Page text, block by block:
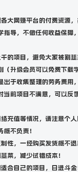
大网赚平台的付费资源，
指导，不做任何收益保障
的项目，避免大家被割
（升级会员可以免费下载
出于收集整理的劳务费用
当前项目不满意，可以反
充值等情况，请注意个
概不负责！
性，一经购买发货概不退
菜，减少试错成本！
合自己的项目，日进斗金